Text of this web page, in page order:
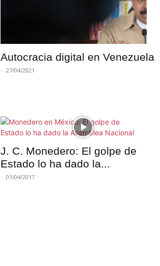
Autocracia digital en Venezuela
- 27/04/2021
J. C. Monedero: El golpe de
Estado lo ha dado la...
- 01/04/2017